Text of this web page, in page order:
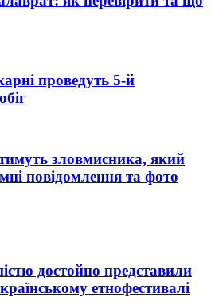
проведуть 5-й
зловмисника, який
повідомлення та фото
достойно представили
етнофестивалі